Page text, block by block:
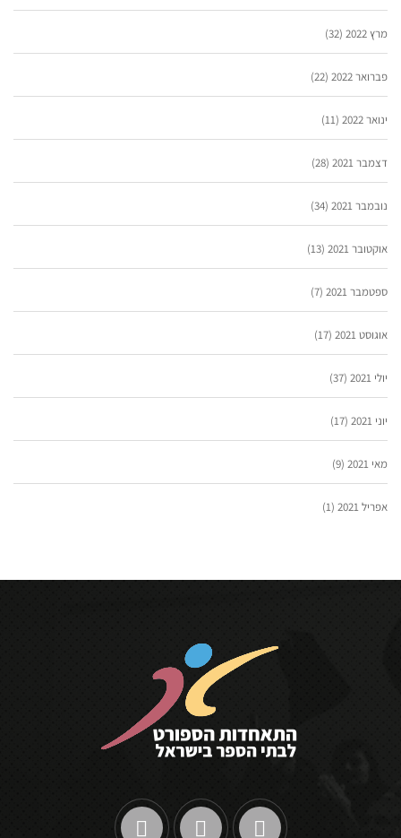
מרץ 2022 (32)
פברואר 2022 (22)
ינואר 2022 (11)
דצמבר 2021 (28)
נובמבר 2021 (34)
אוקטובר 2021 (13)
ספטמבר 2021 (7)
אוגוסט 2021 (17)
יולי 2021 (37)
יוני 2021 (17)
מאי 2021 (9)
אפריל 2021 (1)